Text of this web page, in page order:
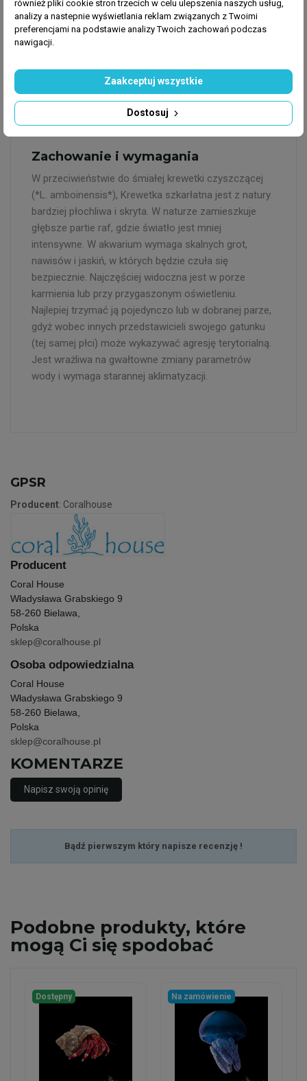
akwariowych nie jest wybredna – chętnie zjada
wszelkie mrożonki (artemia, lasonogi, posiekane
owoce morza), a także pokarmy suche (płatki i
pokarm docierał w pobliże jej kryjówki, zwłaszcza w
początkowym okresie aklimatyzacji, gdy może bać się
wypływać na otwartą toń podczas karmienia.
Zachowanie i wymagania
W przeciwieństwie do śmiałej krewetki czyszczącej
(*L. amboinensis*), Krewetka szkarłatna jest z natury
bardziej płochliwa i skryta. W naturze zamieszkuje
głębsze partie raf, gdzie światło jest mniej
intensywne. W akwarium wymaga skalnych grot,
nawisów i jaskiń, w których będzie czuła się
bezpiecznie. Najczęściej widoczna jest w porze
karmienia lub przy przygaszonym oświetleniu.
Najlepiej trzymać ją pojedynczo lub w dobranej parze,
gdyż wobec innych przedstawicieli swojego gatunku
(tej samej płci) może wykazywać agresję terytorialną.
Jest wrażliwa na gwałtowne zmiany parametrów
wody i wymaga starannej aklimatyzacji.
GPSR
Producent: Coralhouse
Producent
Coral House
Władysława Grabskiego 9
58-260 Bielawa,
Polska
sklep@coralhouse.pl
Osoba odpowiedzialna
Coral House
Władysława Grabskiego 9
58-260 Bielawa,
Polska
sklep@coralhouse.pl
KOMENTARZE
Napisz swoją opinię
Bądź pierwszym który napisze recenzję !
Podobne produkty, które
mogą Ci się spodobać
Dostępny Na zamówienie
również pliki cookie stron trzecich w celu ulepszenia naszych usług,
analizy a nastepnie wyświetlania reklam związanych z Twoimi
preferencjami na podstawie analizy Twoich zachowań podczas
nawigacji.
Dostosuj
Zaakceptuj wszystkie